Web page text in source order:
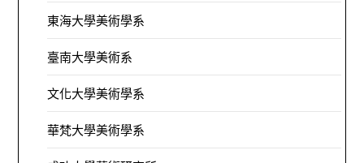
東海大學美術學系
臺南大學美術系
文化大學美術學系
華梵大學美術學系